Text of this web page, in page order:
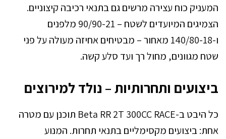
המעניק כוח עצירה מרשים גם בתנאי רכיבה קיצוניים.
הצמיגים המיועדים לשטח – 90/90-21 מלפנים
ו-140/80-18 מאחור – מבטיחים אחיזה מעולה על פני
שטח מגוונים, מחול רך ועד סלע קשה.
ביצועים ותחרותיות – נולד למירוצים
כל היבט ב-Beta RR 2T 300CC RACE תוכנן עם מטרה
אחת: ביצועים מקסימליים בתנאי תחרות. המנוע